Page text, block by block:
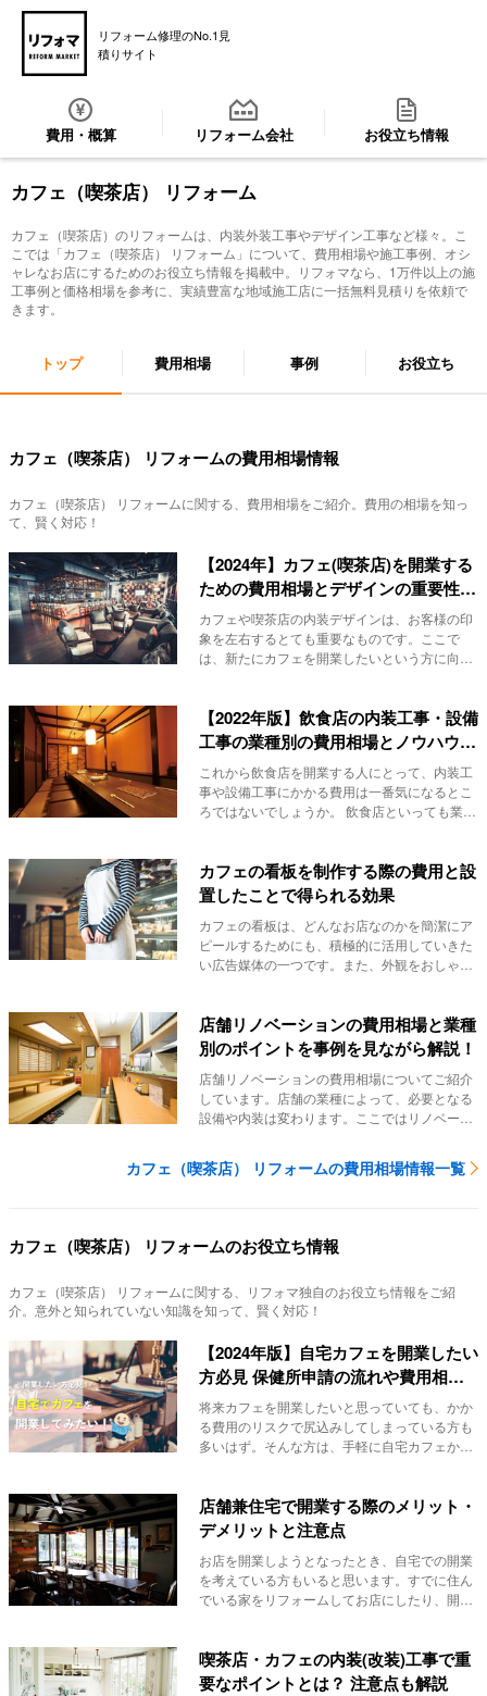
リフォーム修理のNo.1見
積りサイト
費用・概算 リフォーム会社 お役立ち情報
カフェ（喫茶店） リフォーム
カフェ（喫茶店）のリフォームは、内装外装工事やデザイン工事など様々。こ
こでは「カフェ（喫茶店） リフォーム 」について、費用相場や施工事例、オシ
ャレなお店にするためのお役立ち情報を掲載中。リフォマなら、1万件以上の施
工事例と価格相場を参考に、実績豊富な地域施工店に一括無料見積りを依頼で
きます。
トップ 費用相場 事例 お役立ち
カフェ（喫茶店） リフォームの費用相場情報
カフェ（喫茶店） リフォームに関する、費用相場をご紹介。費用の相場を知っ
て、賢く対応！
【2024年】カフェ(喫茶店)を開業する
ための費用相場とデザインの重要性を
解説!
カフェや喫茶店の内装デザインは、お客様の印
象を左右するとても重要なものです。ここで
は、新たにカフェを開業したいという方に向け
【2022年版】飲食店の内装工事・設備
工事の業種別の費用相場とノウハウを
徹底解説
これから飲食店を開業する人にとって、内装工
事や設備工事にかかる費用は一番気になるとこ
ろではないでしょうか。 飲食店といっても業種
カフェの看板を制作する際の費用と設
置したことで得られる効果
カフェの看板は、どんなお店なのかを簡潔にア
ピールするためにも、積極的に活用していきた
い広告媒体の一つです。また、外観をおしゃれ
店舗リノベーションの費用相場と業種
別のポイントを事例を見ながら解説！
店舗リノベーションの費用相場についてご紹介
しています。店舗の業種によって、必要となる
設備や内装は変わります。ここではリノベーシ
カフェ（喫茶店） リフォームの費用相場情報一覧
カフェ（喫茶店） リフォームのお役立ち情報
カフェ（喫茶店） リフォームに関する、リフォマ独自のお役立ち情報をご紹
介。意外と知られていない知識を知って、賢く対応！
【2024年版】自宅カフェを開業したい
方必見 保健所申請の流れや費用相場
を解説！
将来カフェを開業したいと思っていても、かか
る費用のリスクで尻込みしてしまっている方も
多いはず。そんな方は、手軽に自宅カフェから
店舗兼住宅で開業する際のメリット・
デメリットと注意点
お店を開業しようとなったとき、自宅での開業
を考えている方もいると思います。すでに住ん
でいる家をリフォームしてお店にしたり、開業
喫茶店・カフェの内装(改装)工事で重
要なポイントとは？ 注意点も解説